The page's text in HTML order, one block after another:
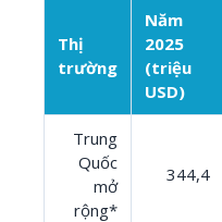
Thị
trường
Năm
2025
(triệu
USD)
Trung
Quốc
mở
rộng*
344,4